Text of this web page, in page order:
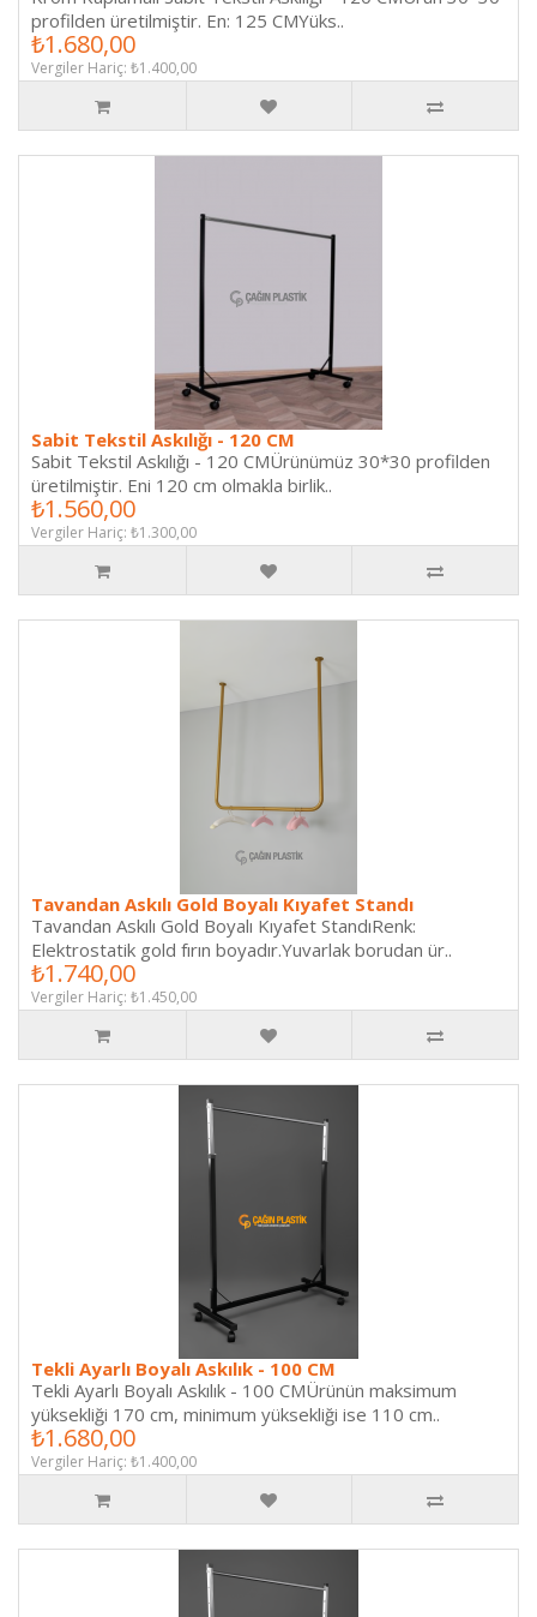
profilden üretilmiştir. En: 125 CMYüks..
₺1.680,00
Vergiler Hariç: ₺1.400,00
Sabit Tekstil Askılığı - 120 CM
Sabit Tekstil Askılığı - 120 CMÜrünümüz 30*30 profilden
üretilmiştir. Eni 120 cm olmakla birlik..
₺1.560,00
Vergiler Hariç: ₺1.300,00
Tavandan Askılı Gold Boyalı Kıyafet Standı
Tavandan Askılı Gold Boyalı Kıyafet StandıRenk:
Elektrostatik gold fırın boyadır.Yuvarlak borudan ür..
₺1.740,00
Vergiler Hariç: ₺1.450,00
Tekli Ayarlı Boyalı Askılık - 100 CM
Tekli Ayarlı Boyalı Askılık - 100 CMÜrünün maksimum
yüksekliği 170 cm, minimum yüksekliği ise 110 cm..
₺1.680,00
Vergiler Hariç: ₺1.400,00